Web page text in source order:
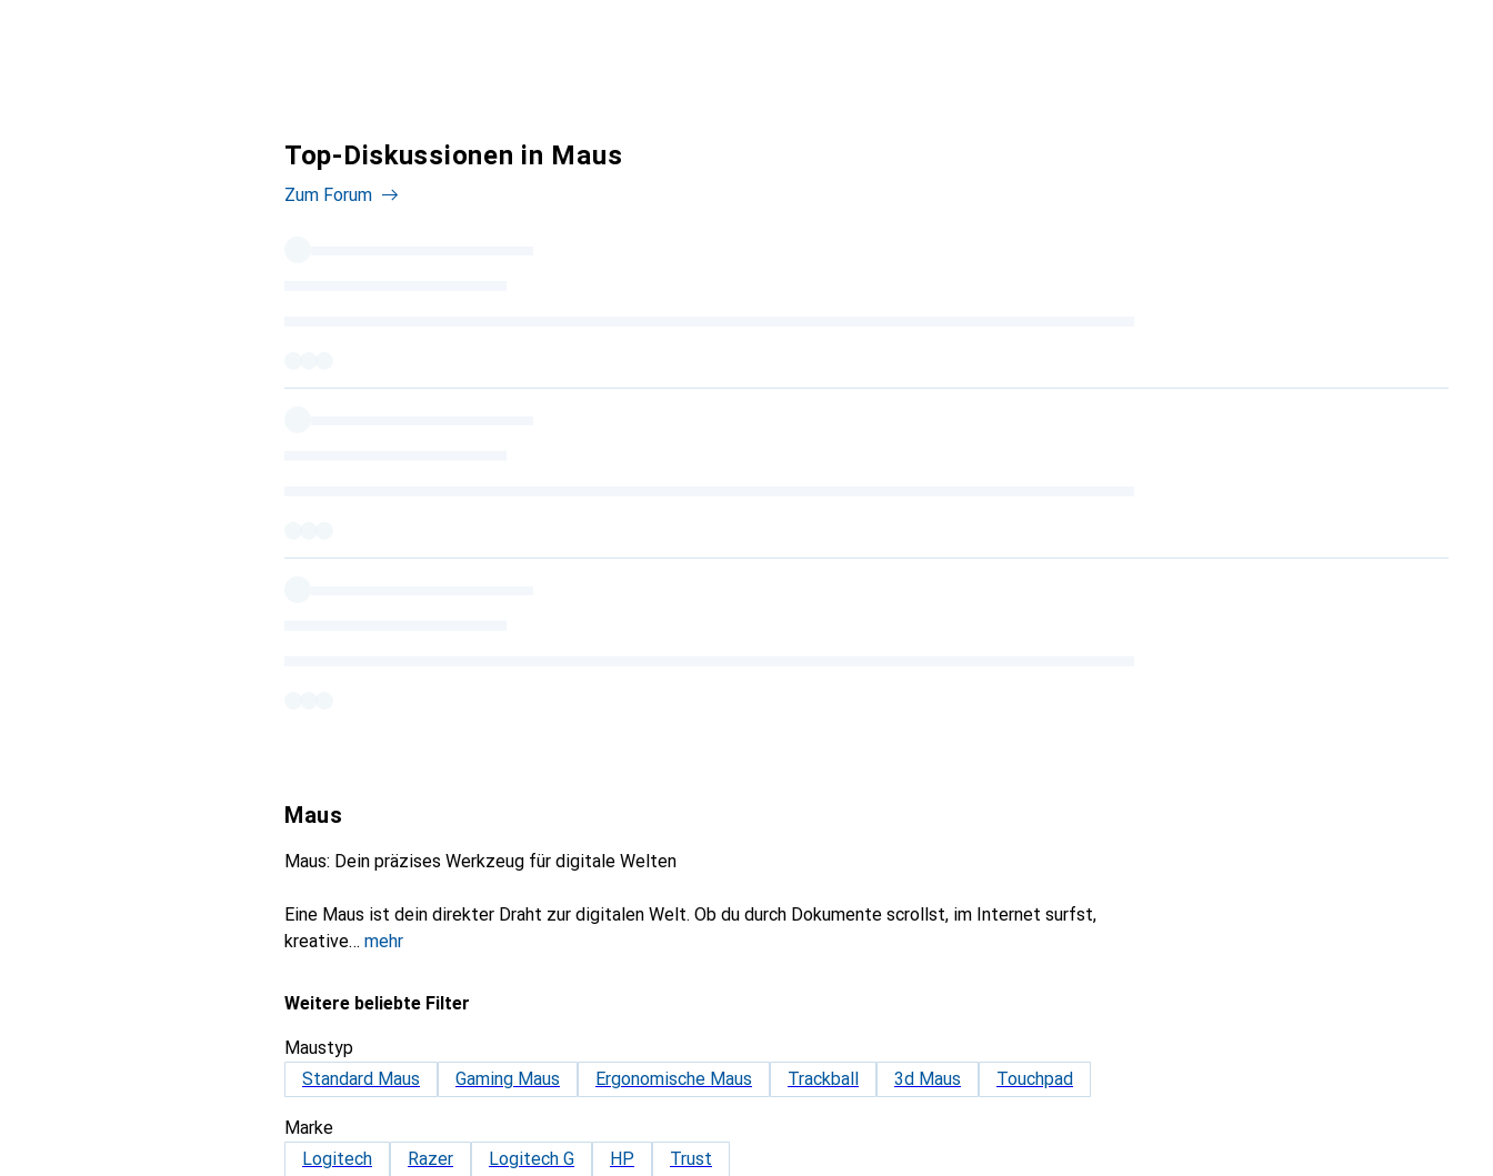
Top-Diskussionen in Maus
Zum Forum
Maus
Maus: Dein präzises Werkzeug für digitale Welten
Eine Maus ist dein direkter Draht zur digitalen Welt. Ob du durch Dokumente scrollst, im Internet surfst,
kreative
mehr
Weitere beliebte Filter
Maustyp
Standard Maus
Gaming Maus Ergonomische Maus Trackball 3d Maus Touchpad
Marke
Logitech
Razer Logitech G HP Trust